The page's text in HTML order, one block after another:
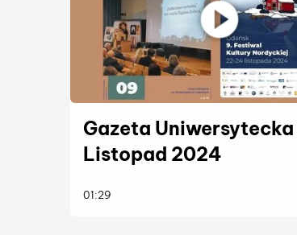
Gazeta
Listopad 2024
więcej
01:29